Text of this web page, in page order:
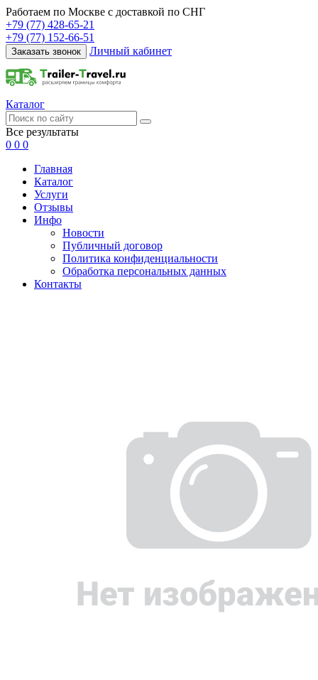
Работаем по Москве с доставкой по СНГ
+79 (77) 428-65-21
+79 (77) 152-66-51
Заказать звонок Личный кабинет
Каталог
Все результаты
0 0 0
Главная
Каталог
Услуги
Отзывы
Инфо
Новости
Публичный договор
Политика конфиденциальности
Обработка персональных данных
Контакты